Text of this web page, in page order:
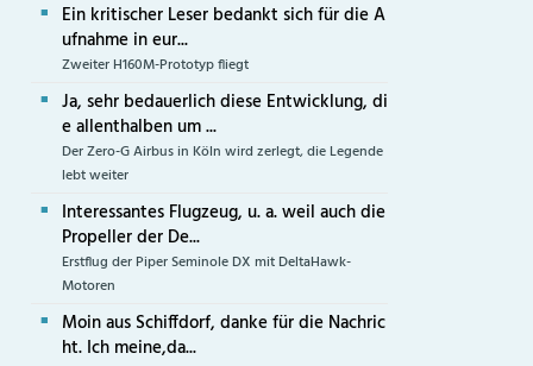
Ein kritischer Leser bedankt sich für die A
ufnahme in eur...
Zweiter H160M-Prototyp fliegt
Ja, sehr bedauerlich diese Entwicklung, di
e allenthalben um ...
Der Zero-G Airbus in Köln wird zerlegt, die Legende
lebt weiter
Interessantes Flugzeug, u. a. weil auch die
Propeller der De...
Erstflug der Piper Seminole DX mit DeltaHawk-
Motoren
Moin aus Schiffdorf, danke für die Nachric
ht. Ich meine,da...